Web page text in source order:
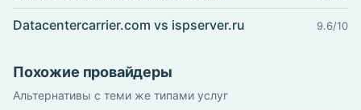
Datacentercarrier.com vs ispserver.ru 9.6/10
Похожие провайдеры
Альтернативы с теми же типами услуг